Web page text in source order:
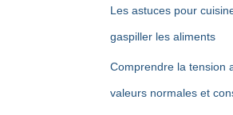
Les astuces pour
gaspiller les aliments
Comprendre la tension
valeurs normales et